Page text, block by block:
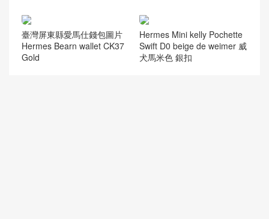
臺灣屏東縣愛馬仕錢包圖片
Hermes Bearn wallet CK37
Gold
Hermes Mini kelly Pochette
Swift D0 beige de weimer 威
犬馬米色 銀扣